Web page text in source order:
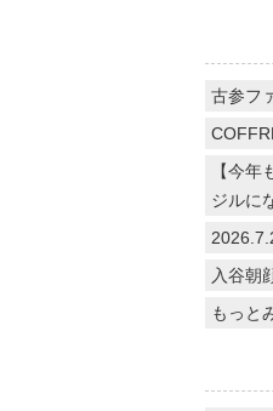
古参フ
【今
ジルに
入谷朝
もっと